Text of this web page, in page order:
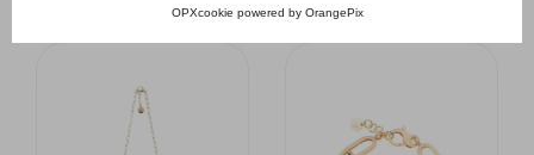
OPXcookie powered by OrangePix